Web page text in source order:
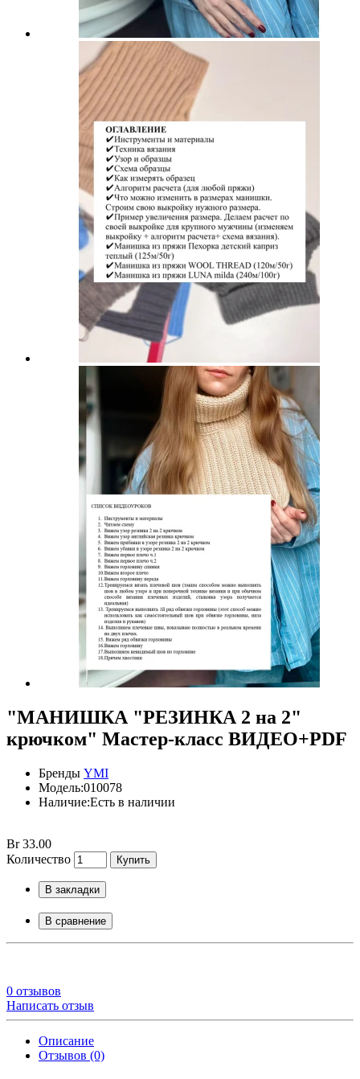
"МАНИШКА "РЕЗИНКА 2 на 2"
крючком" Мастер-класс ВИДЕО+PDF
Бренды YMI
Модель:010078
Наличие:Есть в наличии
Br 33.00
Количество
Купить
В закладки
В сравнение
0 отзывов
Написать отзыв
Описание
Отзывов (0)